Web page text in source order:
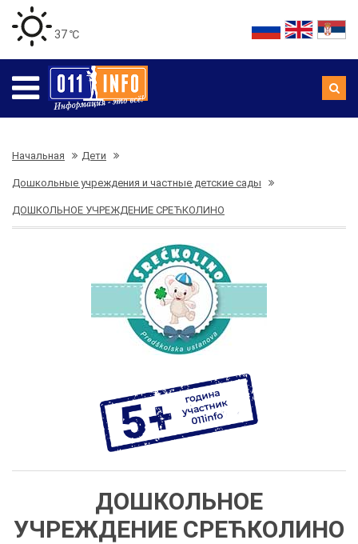
37 ℃
Начальная Дети
Дошкольные учреждения и частные детские сады
ДОШКОЛЬНОЕ УЧРЕЖДЕНИЕ СРЕЋКОЛИНО
ДОШКОЛЬНОЕ
УЧРЕЖДЕНИЕ СРЕЋКОЛИНО